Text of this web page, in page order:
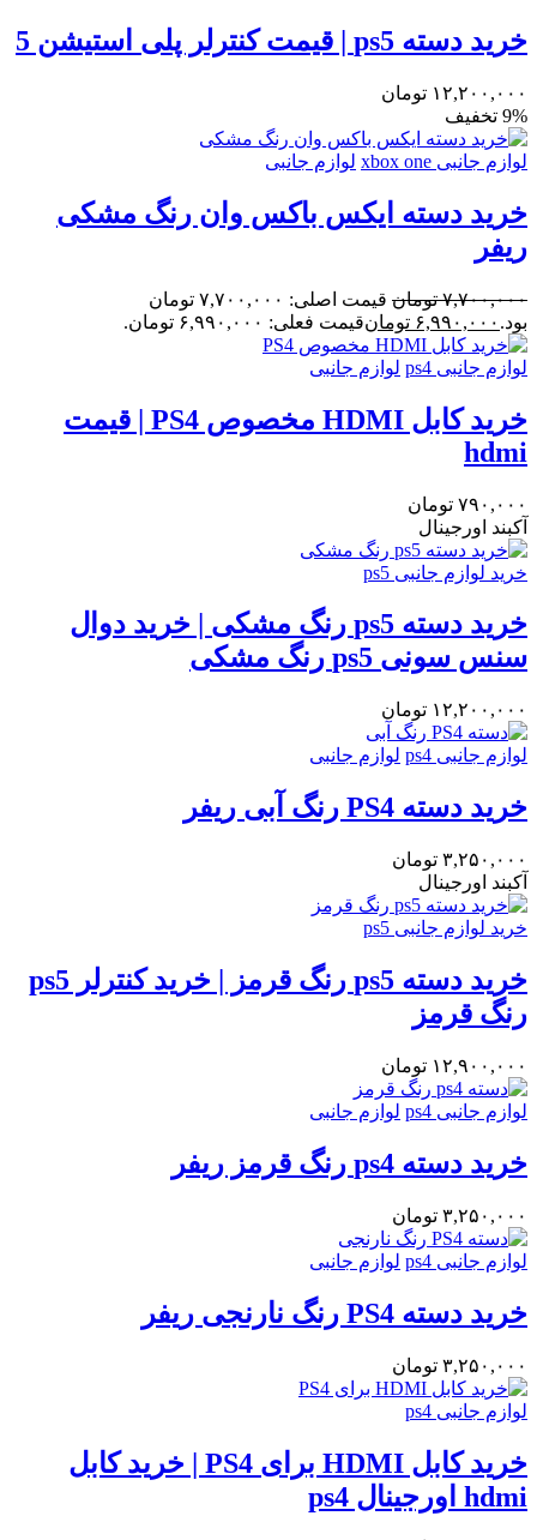
خرید دسته ps5 | قیمت کنترلر پلی استیشن 5
۱۲,۲۰۰,۰۰۰ تومان
9% تخفیف
لوازم جانبی xbox one لوازم جانبی
خرید دسته ایکس باکس وان رنگ مشکی
ریفر
۷,۷۰۰,۰۰۰ تومان
قیمت اصلی: ۷,۷۰۰,۰۰۰ تومان
بود. ۶,۹۹۰,۰۰۰ تومانقیمت فعلی: ۶,۹۹۰,۰۰۰ تومان.
لوازم جانبی ps4 لوازم جانبی
خرید کابل HDMI مخصوص PS4 | قیمت
hdmi
۷۹۰,۰۰۰ تومان
آکبند اورجینال
خرید لوازم جانبی ps5
خرید دسته ps5 رنگ مشکی | خرید دوال
سنس سونی ps5 رنگ مشکی
۱۲,۲۰۰,۰۰۰ تومان
لوازم جانبی ps4 لوازم جانبی
خرید دسته PS4 رنگ آبی ریفر
۳,۲۵۰,۰۰۰ تومان
آکبند اورجینال
خرید لوازم جانبی ps5
خرید دسته ps5 رنگ قرمز | خرید کنترلر ps5
رنگ قرمز
۱۲,۹۰۰,۰۰۰ تومان
لوازم جانبی ps4 لوازم جانبی
خرید دسته ps4 رنگ قرمز ریفر
۳,۲۵۰,۰۰۰ تومان
لوازم جانبی ps4 لوازم جانبی
خرید دسته PS4 رنگ نارنجی ریفر
۳,۲۵۰,۰۰۰ تومان
لوازم جانبی ps4
خرید کابل HDMI برای PS4 | خرید کابل
hdmi اورجینال ps4